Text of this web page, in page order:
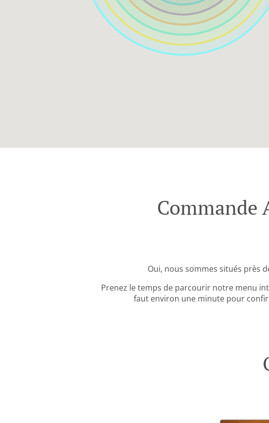
Commande
Oui, nous sommes situés près
Prenez le temps de parcourir notre menu
faut environ une minute pour